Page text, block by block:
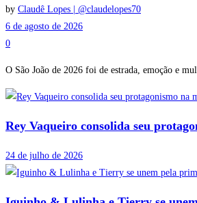
by Claudê Lopes | @claudelopes70
6 de agosto de 2026
0
O São João de 2026 foi de estrada, emoção e
Rey Vaqueiro consolida seu
24 de julho de 2026